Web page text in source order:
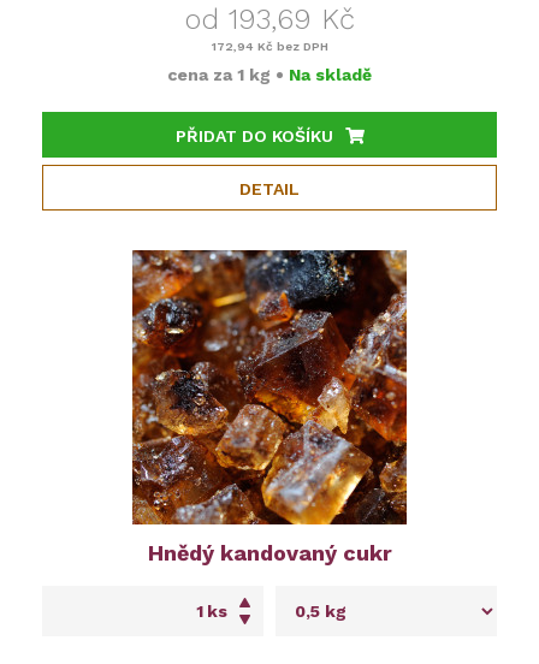
od 193,69 Kč
172,94 Kč bez DPH
cena za 1 kg • Na skladě
PŘIDAT DO KOŠÍKU
DETAIL
Hnědý kandovaný cukr
ks